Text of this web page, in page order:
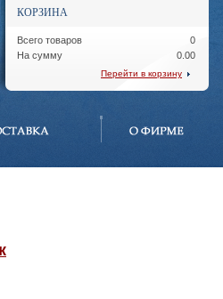
КОРЗИНА
Всего товаров
На сумму
0
0.00
Перейти в корзину